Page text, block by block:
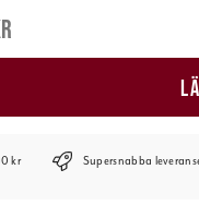
kr Supersnabba